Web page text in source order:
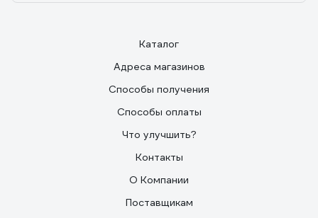
Каталог
Адреса магазинов
Способы получения
Способы оплаты
Что улучшить?
Контакты
О Компании
Поставщикам